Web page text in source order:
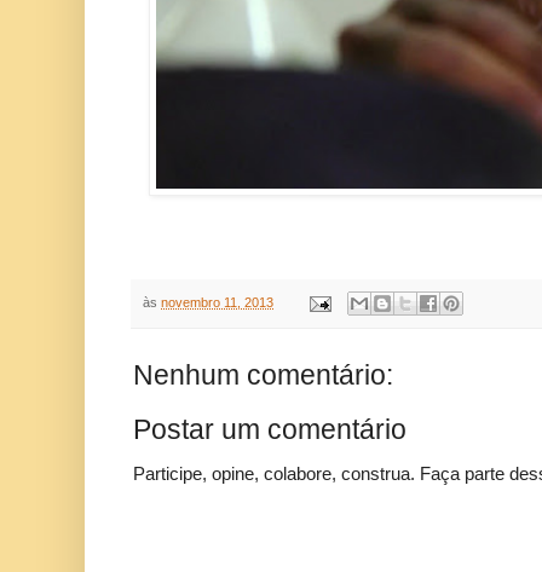
às novembro 11, 2013
Nenhum comentário:
Postar um comentário
Participe, opine, colabore, construa. Faça parte